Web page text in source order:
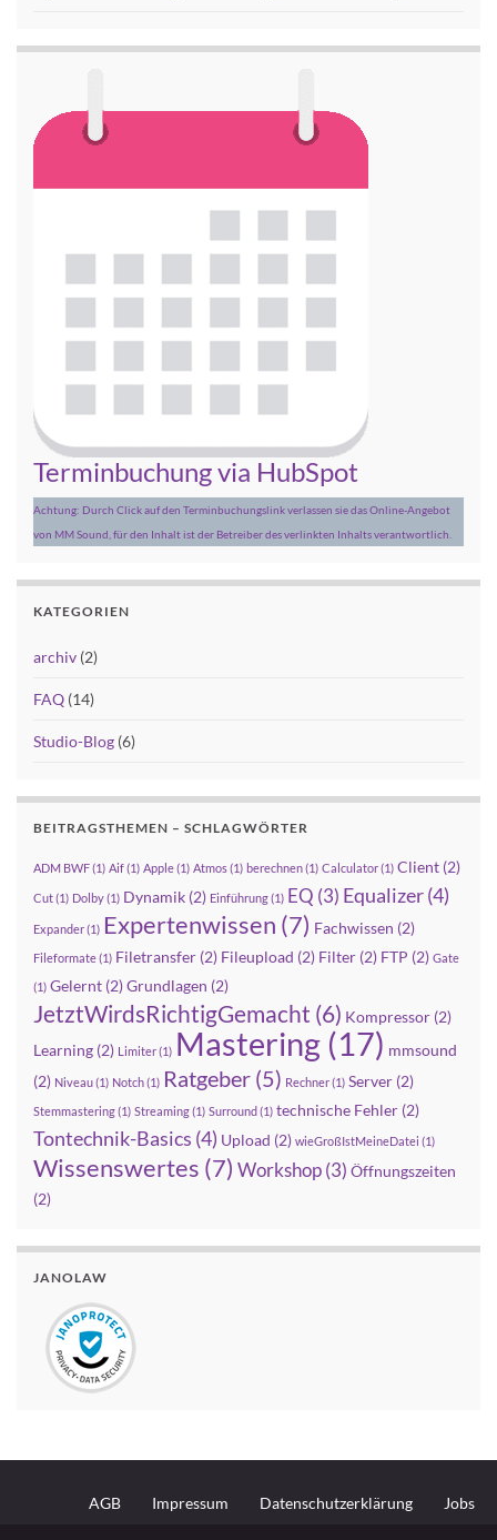
Terminbuchung via HubSpot
Achtung: Durch Click auf den Terminbuchungslink verlassen sie das Online-Angebot
von MM Sound, für den Inhalt ist der Betreiber des verlinkten Inhalts verantwortlich.
KATEGORIEN
archiv (2)
FAQ (14)
Studio-Blog (6)
BEITRAGSTHEMEN – SCHLAGWÖRTER
ADM BWF(1) Aif(1) Apple(1) Atmos(1) berechnen(1) Calculator(1) Client (2)
Cut(1) Dolby(1) Dynamik (2) Einführung(1) EQ (3) Equalizer(4)
Expander(1) Expertenwissen (7) Fachwissen (2)
Fileformate(1) Filetransfer (2) Fileupload (2) Filter (2) FTP (2) Gate
(1) Gelernt (2)Grundlagen (2)
JetztWirdsRichtigGemacht (6) Kompressor (2)
Learning (2) Limiter(1) Mastering (17) mmsound
(2) Niveau(1) Notch(1) Ratgeber (5) Rechner(1) Server (2)
Stemmastering(1) Streaming(1) Surround(1) technische Fehler (2)
Tontechnik-Basics (4) Upload (2) wieGroßIstMeineDatei (1)
Wissenswertes (7) Workshop (3) Öffnungszeiten
(2)
JANOLAW
AGB Impressum Datenschutzerklärung Jobs